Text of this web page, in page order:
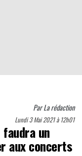
ParLa rédaction
Lundi 3 Mai 2021 à 12h01
un
aux concerts